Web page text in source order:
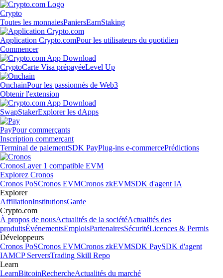
Crypto
Toutes les monnaiesPaniersEarnStaking
Application Crypto.comPour les utilisateurs du quotidien
Commencer
CryptoCarte Visa prépayéeLevel Up
OnchainPour les passionnés de Web3
Obtenir l'extension
SwapStakerExplorer les dApps
PayPour commerçants
Inscription commerçant
Terminal de paiementSDK PayPlug-ins e-commercePrédictions
CronosLayer 1 compatible EVM
Explorez Cronos
Cronos PoSCronos EVMCronos zkEVMSDK d'agent IA
Explorer
AffiliationInstitutionsGarde
Crypto.com
À propos de nousActualités de la sociétéActualités des
produitsÉvénementsEmploisPartenairesSécuritéLicences & Permis
Développeurs
Cronos PoSCronos EVMCronos zkEVMSDK PaySDK d'agent
IAMCP ServersTrading Skill Repo
Learn
LearnBitcoinRechercheActualités du marché